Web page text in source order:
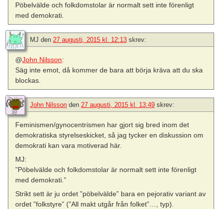
Pöbelvälde och folkdomstolar är normalt sett inte förenligt
med demokrati.
MJ den 27 augusti, 2015 kl. 12:13 skrev:
@John Nilsson:
Säg inte emot, då kommer de bara att börja kräva att du ska
blockas.
John Nilsson den 27 augusti, 2015 kl. 13:49 skrev:
Feminismen/gynocentrismen har gjort sig bred inom det
demokratiska styrelseskicket, så jag tycker en diskussion om
demokrati kan vara motiverad här.
MJ:
”Pöbelvälde och folkdomstolar är normalt sett inte förenligt
med demokrati.”
Strikt sett är ju ordet ”pöbelvälde” bara en pejorativ variant av
ordet ”folkstyre” (”All makt utgår från folket”…, typ).